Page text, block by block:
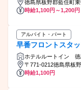
徳島県板野郡藍住町
時給1,100円～1,200円
アルバイト・パート
早番フロントスタ
ホテルルートイン 徳
〒771-0212徳島県板
時給1,100円